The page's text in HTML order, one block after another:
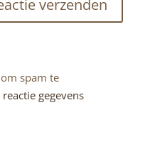
spam te
gegevens